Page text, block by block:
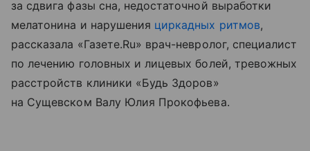
за сдвига фазы сна, недостаточной выработки
мелатонина и нарушения циркадных ритмов,
рассказала «Газете.Ru» врач-невролог, специалист
по лечению головных и лицевых болей, тревожных
расстройств клиники «Будь Здоров»
на Сущевском Валу Юлия Прокофьева.